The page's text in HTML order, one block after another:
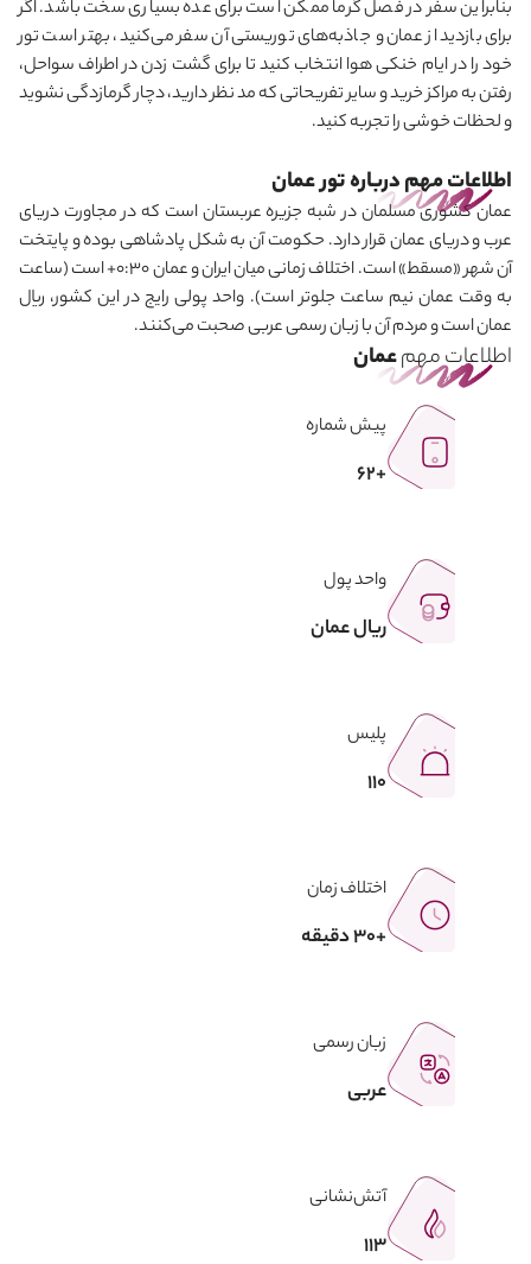
بنابراین سفر در فصل گرما ممکن است برای عده بسیاری سخت باشد. اگر
برای بازدید از عمان و جاذبه‌های توریستی آن سفر میکنید، بهتر است تور
خود را در ایام خنکی هوا انتخاب کنید تا برای گشت زدن در اطراف سواحل،
رفتن به مراکز خرید و سایر تفریحاتی که مد نظر دارید، دچار گرمازدگی نشوید
و لحظات خوشی را تجربه کنید.
اطلاعات مهم درباره تور عمان
عمان کشوری مسلمان در شبه جزیره عربستان است که در مجاورت دریای
عرب و دریای عمان قرار دارد. حکومت آن به شکل پادشاهی بوده و پایتخت
آن شهر «مسقط» است. اختلاف زمانی میان ایران و عمان+0:30است (ساعت
به وقت عمان نیم ساعت جلوتر است). واحد پولی رایج در این کشور، ریال
عمان است و مردم آن با زبان رسمی عربی صحبت میکنند.
اطلاعات مهمعمان
پیش شماره
+62
واحد پول
ریال عمان
پلیس
110
اختلاف زمان
+30 دقیقه
زبان رسمی
عربی
آتش‌نشانی
113